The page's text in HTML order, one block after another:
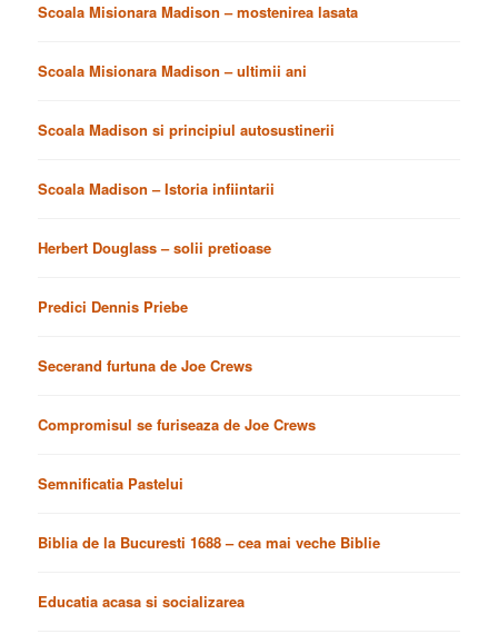
Scoala Misionara Madison – mostenirea lasata
Scoala Misionara Madison – ultimii ani
Scoala Madison si principiul autosustinerii
Scoala Madison – Istoria infiintarii
Herbert Douglass – solii pretioase
Predici Dennis Priebe
Secerand furtuna de Joe Crews
Compromisul se furiseaza de Joe Crews
Semnificatia Pastelui
Biblia de la Bucuresti 1688 – cea mai veche Biblie
Educatia acasa si socializarea